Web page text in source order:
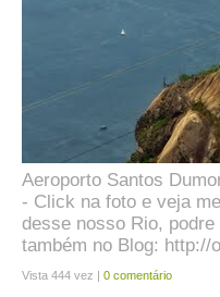
Aeroporto Santos
- Click na foto e veja
desse nosso Rio,
também no Blog: http://
Vista 444 vez | 0 comentário